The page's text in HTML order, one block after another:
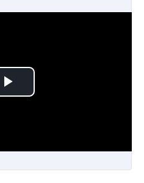
Play Video